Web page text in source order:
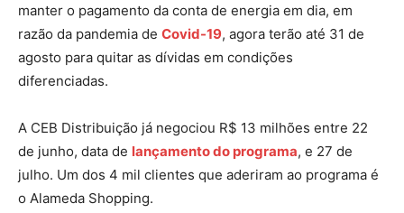
manter o pagamento da conta de energia em dia, em
razão da pandemia de Covid-19, agora terão até 31 de
agosto para quitar as dívidas em condições
diferenciadas.
A CEB Distribuição já negociou R$ 13 milhões entre 22
de junho, data de lançamento do programa, e 27 de
julho. Um dos 4 mil clientes que aderiram ao programa é
o Alameda Shopping.